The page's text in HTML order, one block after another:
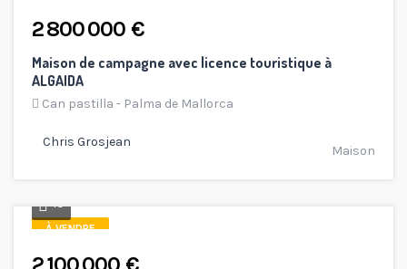
2 800 000 €
Maison de campagne avec licence touristique à
ALGAIDA
Can pastilla - Palma de Mallorca
Chris Grosjean
Maison
À VENDRE
10